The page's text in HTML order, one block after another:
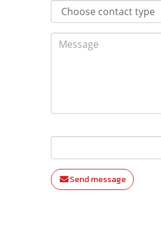
Send message